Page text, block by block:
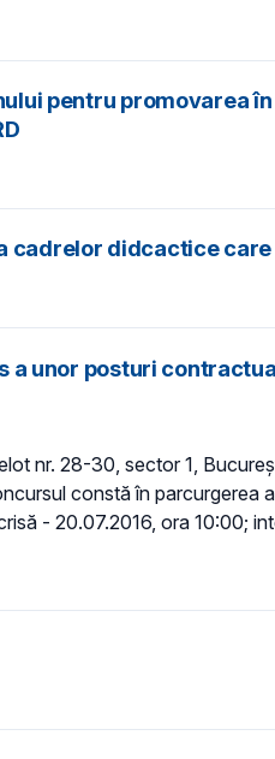
pentru promovarea
didcactice care
unor posturi
nr. 28-30, sector 1,
constă în parcurgerea
- 20.07.2016, ora 10:00;